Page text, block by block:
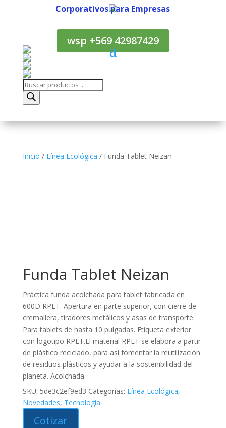
Corporativos para Empresas
wsp +569 42987429
Búsqueda
de
productos
Inicio / Línea Ecológica / Funda Tablet Neizan
Funda Tablet Neizan
Práctica funda acolchada para tablet fabricada en
600D RPET. Apertura en parte superior, con cierre de
cremallera, tiradores metálicos y asas de transporte.
Para tablets de hasta 10 pulgadas. Etiqueta exterior
con logotipo RPET.El material RPET se elabora a partir
de plástico reciclado, para así fomentar la reutilización
de residuos plásticos y ayudar a la sostenibilidad del
planeta. Acolchada
SKU: 5de3c2ef9ed3 Categorías: Línea Ecológica,
Novedades, Tecnología
Cotizar